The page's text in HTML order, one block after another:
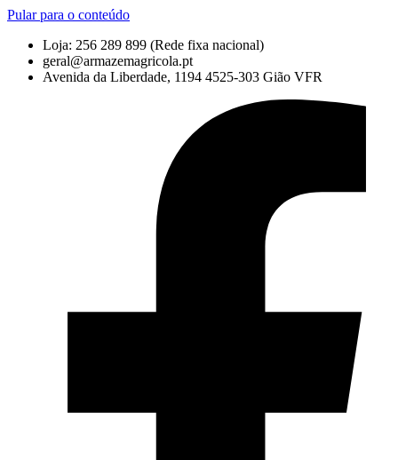
Pular para o conteúdo
Loja: 256 289 899 (Rede fixa nacional)
geral@armazemagricola.pt
Avenida da Liberdade, 1194 4525-303 Gião VFR